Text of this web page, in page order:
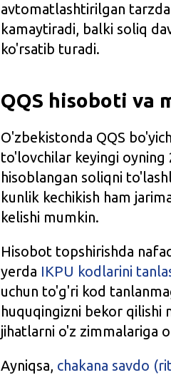
avtomatlashtirilgan
kamaytiradi, balki soliq
ko'rsatib turadi.
QQS hisoboti va
O'zbekistonda QQS
to'lovchilar keyingi oyning
hisoblangan soliqni
kunlik kechikish ham
kelishi mumkin.
Hisobot topshirishda
yerda IKPU kodlarini
uchun to'g'ri kod
huquqingizni bekor qilishi
jihatlarni o'z zimmalariga
Ayniqsa, chakana savdo